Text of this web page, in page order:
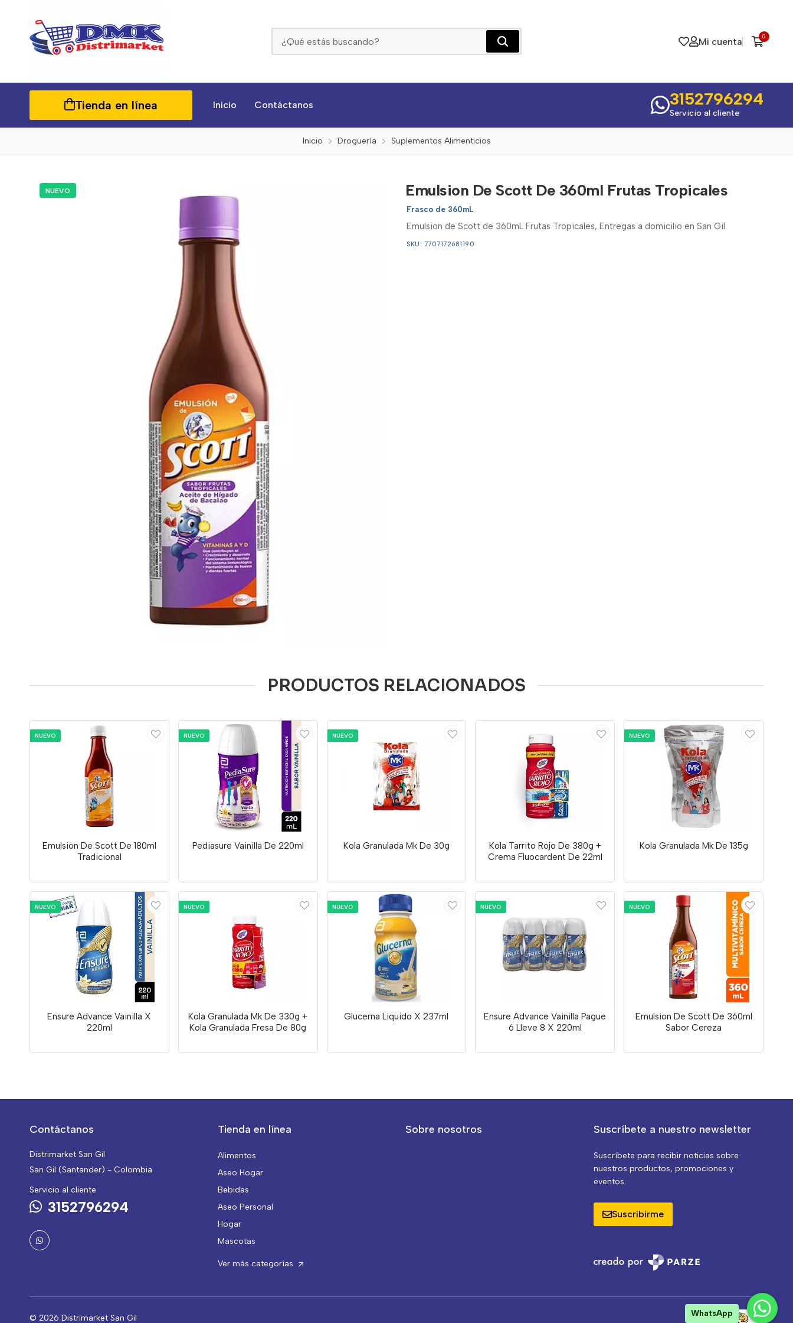
Mi cuenta 0
Tienda en línea Inicio Contáctanos 3152796294
Servicio al cliente
Inicio Droguería Suplementos Alimenticios
NUEVO Emulsion De Scott De 360ml Frutas Tropicales
Frasco de 360mL
Emulsion de Scott de 360mL Frutas Tropicales, Entregas a domicilio en San Gil
SKU: 7707172681190
PRODUCTOS RELACIONADOS
NUEVO
Emulsion De Scott De 180ml
Tradicional
NUEVO
Pediasure Vainilla De 220ml
NUEVO
Kola Granulada Mk De 30g
Kola Tarrito Rojo De 380g +
Crema Fluocardent De 22ml
NUEVO
Kola Granulada Mk De 135g
NUEVO
Ensure Advance Vainilla X
220ml
NUEVO
Kola Granulada Mk De 330g +
Kola Granulada Fresa De 80g
NUEVO
Glucerna Liquido X 237ml
NUEVO
Ensure Advance Vainilla Pague
6 Lleve 8 X 220ml
NUEVO
Emulsion De Scott De 360ml
Sabor Cereza
Contáctanos
Distrimarket San Gil
San Gil (Santander) - Colombia
Servicio al cliente
3152796294
Tienda en línea
Alimentos
Aseo Hogar
Bebidas
Aseo Personal
Hogar
Mascotas
Ver más categorías
Sobre nosotros Suscríbete a nuestro newsletter
Suscríbete para recibir noticias sobre
nuestros productos, promociones y
eventos.
Suscribirme
© 2026 Distrimarket San Gil WhatsApp